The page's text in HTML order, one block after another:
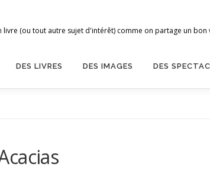
(ou tout autre sujet d'intérêt) comme on partage un
DES LIVRES DES IMAGES DES